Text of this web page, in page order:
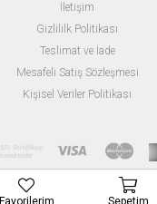
İletişim
Gizlililk Politikası
Teslimat ve İade
Mesafeli Satış Sözleşmesi
Kişisel Veriler Politikası
Favorilerim Sepetim